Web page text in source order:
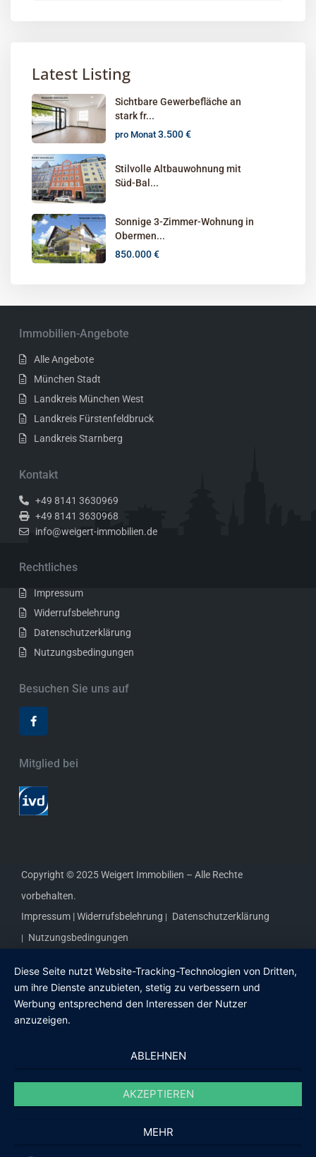
Latest Listing
Sichtbare Gewerbefläche an
stark fr...
pro Monat 3.500 €
Stilvolle Altbauwohnung mit
Süd-Bal...
Sonnige 3-Zimmer-Wohnung in
Obermen...
850.000 €
Immobilien-Angebote
Alle Angebote
München Stadt
Landkreis München West
Landkreis Fürstenfeldbruck
Landkreis Starnberg
Kontakt
+49 8141 3630969
+49 8141 3630968
info@weigert-immobilien.de
Rechtliches
Impressum
Widerrufsbelehrung
Datenschutzerklärung
Nutzungsbedingungen
Besuchen Sie uns auf
Mitglied bei
Copyright © 2025 Weigert Immobilien – Alle Rechte
vorbehalten.
Impressum |Widerrufsbelehrung
Datenschutzerklärung
Nutzungsbedingungen
Diese Seite nutzt Website-Tracking-Technologien von Dritten,
um ihre Dienste anzubieten, stetig zu verbessern und
Werbung entsprechend den Interessen der Nutzer
anzuzeigen.
ABLEHNEN
AKZEPTIEREN
MEHR